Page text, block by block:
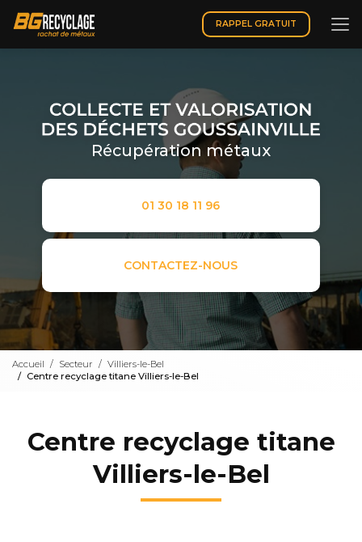
contenu
principal
RAPPEL GRATUIT
Récupération métaux
01 30 18 11 96
CONTACTEZ-NOUS
Accueil Secteur
Villiers-le-Bel
Centre recyclage titane Villiers-le-Bel
Centre recyclage titane
Villiers-le-Bel